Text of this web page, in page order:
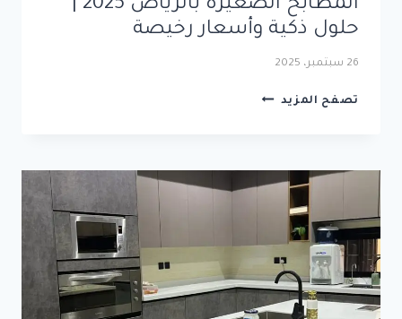
حلول ذكية وأسعار رخيصة
26 سبتمبر، 2025
تصفح المزيد المطابخ
|
حلول
رخيصة